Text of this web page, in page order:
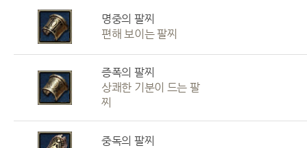
명중의 팔찌
편해 보이는 팔찌
증폭의 팔찌
상쾌한 기분이 드는 팔
찌
중독의 팔찌